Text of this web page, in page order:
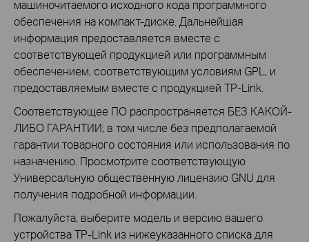
машиночитаемого исходного кода программного
обеспечения на компакт-диске. Дальнейшая
информация предоставляется вместе с
соответствующей продукцией или программным
обеспечением, соответствующим условиям GPL, и
предоставляемым вместе с продукцией TP-Link.
Соответствующее ПО распространяется БЕЗ КАКОЙ-
ЛИБО ГАРАНТИИ; в том числе без предполагаемой
гарантии товарного состояния или использования по
назначению. Просмотрите соответствующую
Универсальную общественную лицензию GNU для
получения подробной информации.
Пожалуйста, выберите модель и версию вашего
устройства TP-Link из нижеуказанного списка для